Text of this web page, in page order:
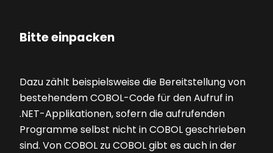
Bitte einpacken
Dazu zählt beispielsweise die Bereitstellung von
bestehendem COBOL-Code für den Aufruf in
.NET-Applikationen, sofern die aufrufenden
Programme selbst nicht in COBOL geschrieben
sind. Von COBOL zu COBOL gibt es auch in der